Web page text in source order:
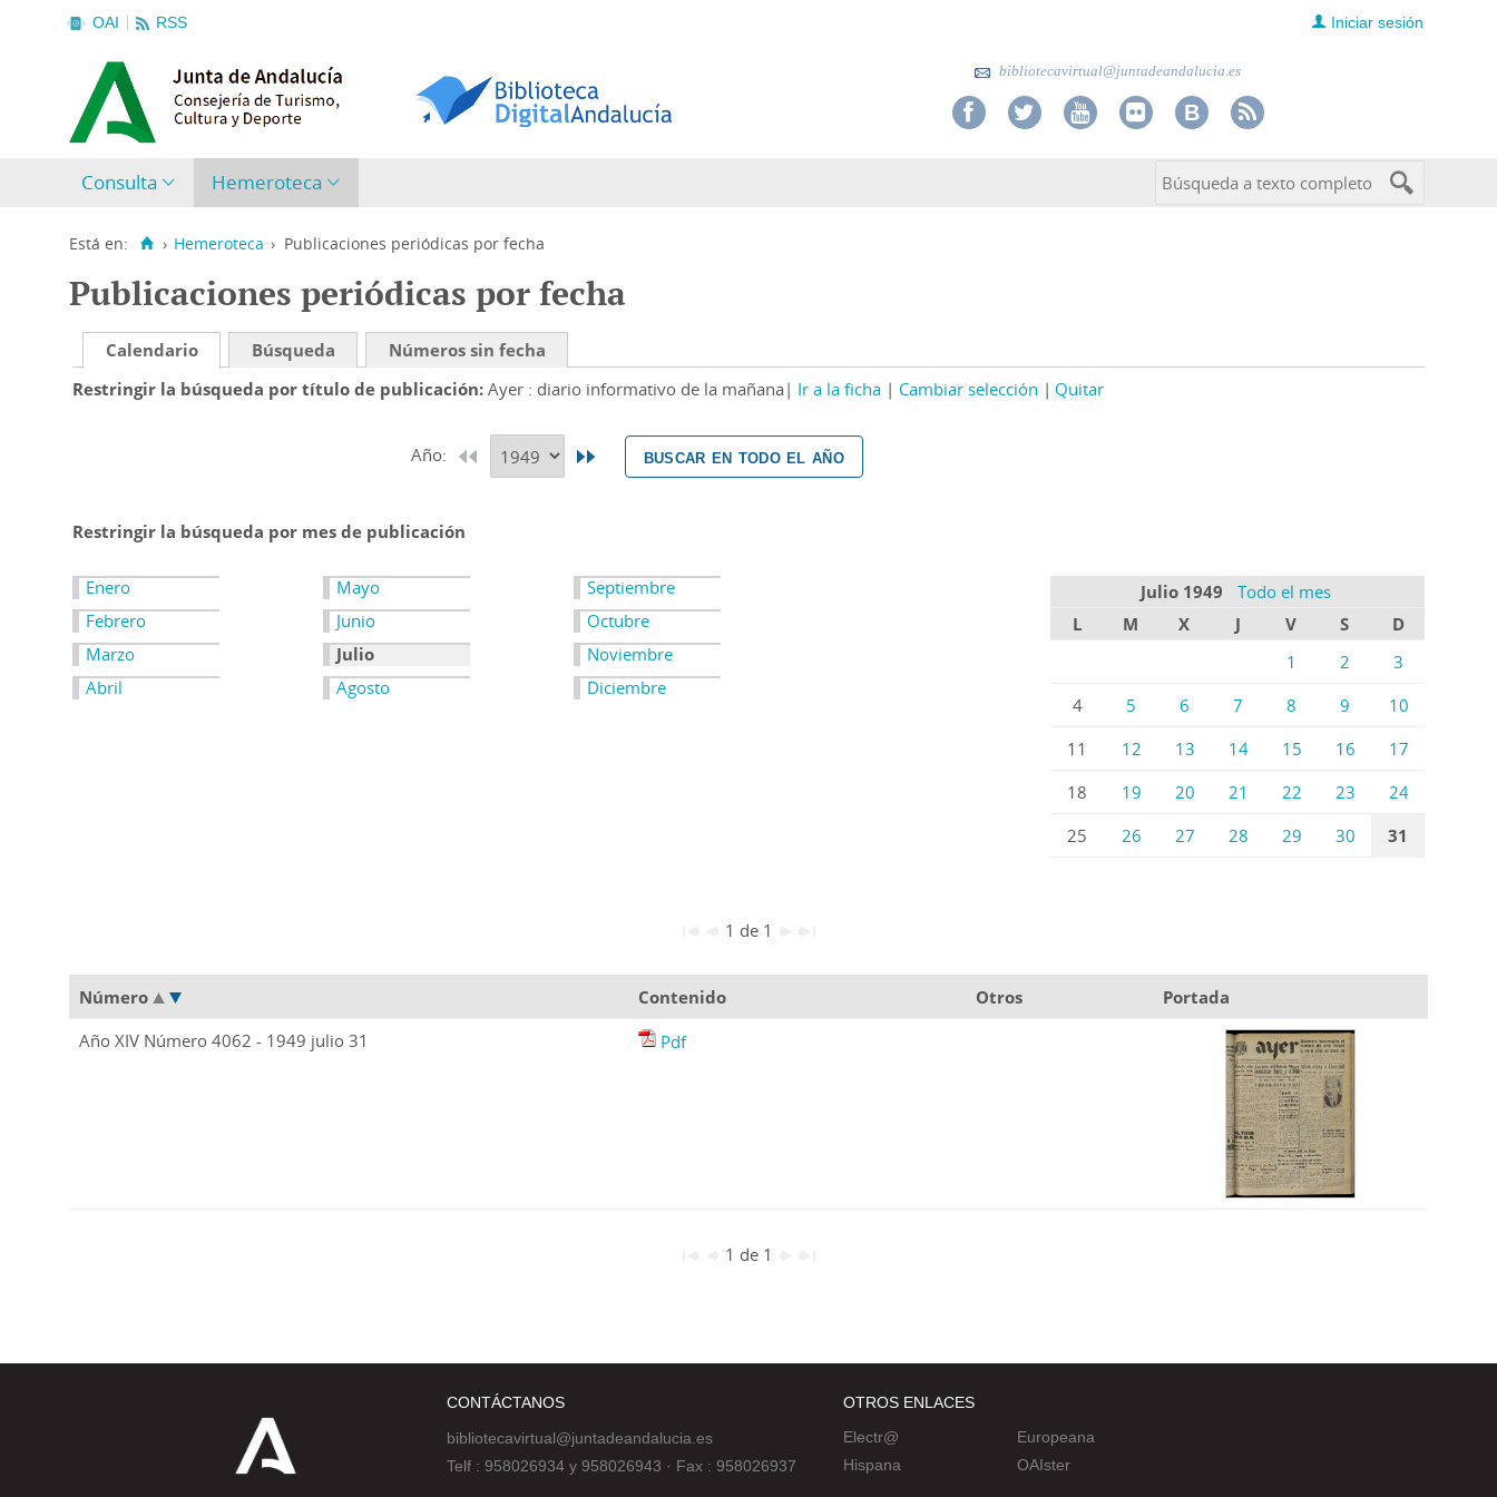
OAI RSS Iniciar sesión
bibliotecavirtual@juntadeandalucia.es
Consulta Hemeroteca
Está en: › Hemeroteca › Publicaciones periódicas por fecha
Publicaciones periódicas por fecha
Calendario Búsqueda
Números sin fecha
Restringir la búsqueda por título de publicación Ayer : diario informativo de la mañana Ir a la ficha Cambiar selección Quitar
Año: buscar en todo el año
Restringir la búsqueda por mes de publicación
Enero
Febrero
Marzo
Abril
Mayo
Junio
Julio
Agosto
Septiembre
Octubre
Noviembre
Diciembre
Julio 1949
Todo el mes
L
M X J V S
D
1
2
3
4
5 6 7 8 9
10
11
12 13 14 15 16
17
18
19 20 21 22 23
24
25
26 27 28 29 30 31
1 de 1
Número Contenido Otros
Portada
Año XIV Número 4062 - 1949 julio 31
Pdf
1 de 1
CONTÁCTANOS
bibliotecavirtual@juntadeandalucia.es
Telf : 958026934 y 958026943 · Fax : 958026937
OTROS ENLACES
Electr@
Hispana
Europeana
OAIster